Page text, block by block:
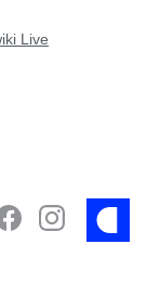
Live